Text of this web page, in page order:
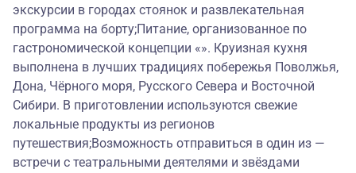
экскурсии в городах стоянок и развлекательная
программа на борту;Питание, организованное по
гастрономической концепции «». Круизная кухня
выполнена в лучших традициях побережья Поволжья,
Дона, Чёрного моря, Русского Севера и Восточной
Сибири. В приготовлении используются свежие
локальные продукты из регионов
путешествия;Возможность отправиться в один из —
встречи с театральными деятелями и звёздами